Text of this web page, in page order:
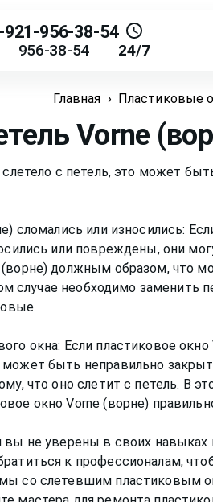
921-956-38-54
956-38-54 24/7
Главная › Пластиковые
Vorne
с петель, это может
сломались или износились:
или повреждены, они
должным образом, что
случае необходимо заменить
окна: Если пластиковое
быть неправильно
что оно слетит с петель. В
окно Vorne (ворне)
вы не уверены в своих навыках
к профессионалам,
со слетевшим пластиковым